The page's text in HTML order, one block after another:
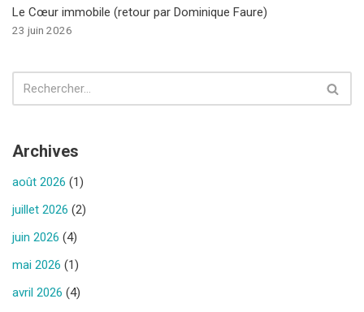
Le Cœur immobile (retour par Dominique Faure)
23 juin 2026
Archives
août 2026 (1)
juillet 2026 (2)
juin 2026 (4)
mai 2026 (1)
avril 2026 (4)